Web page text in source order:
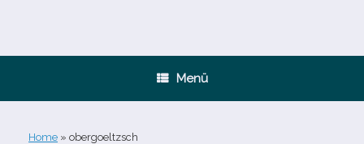
Menü
Home » obergoeltzsch